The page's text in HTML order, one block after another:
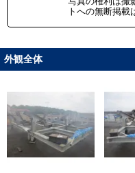
トへの無断掲載
外観全体